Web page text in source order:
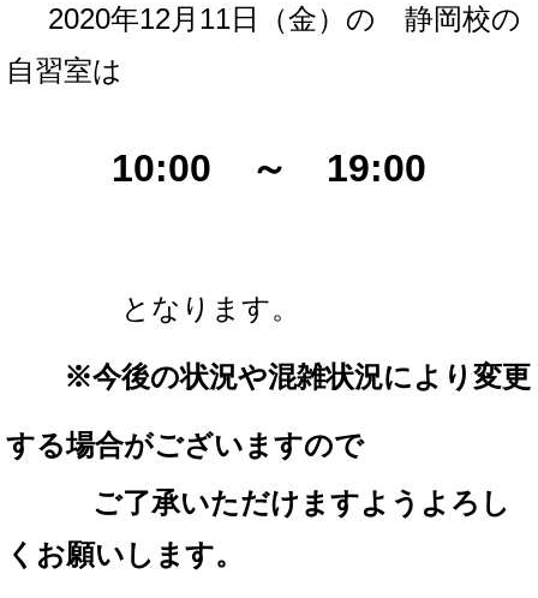
2020年12月11日（金）の 静岡校の
自習室は
10:00 ～ 19:00
となります。
※今後の状況や混雑状況により変更
する場合がございますので
ご了承いただけますようよろし
くお願いします。